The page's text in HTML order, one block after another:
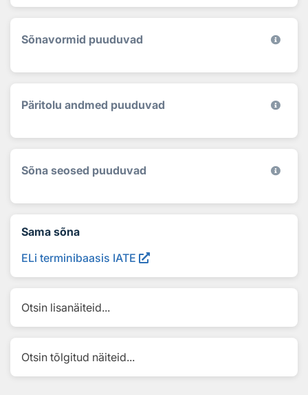
Sõnavormid puuduvad
Päritolu andmed puuduvad
Sõna seosed puuduvad
Sama sõna
ELi terminibaasis IATE
Otsin lisanäiteid...
Otsin tõlgitud näiteid...